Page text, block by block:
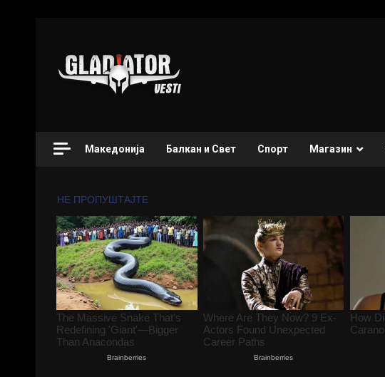
Македонија Балкан и Свет Спорт Магазин